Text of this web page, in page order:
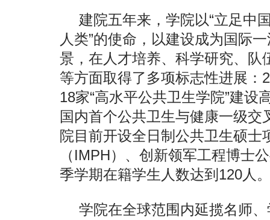
建院五年来，学院以“立足中
人类”的使命，以建设成为国际
景，在人才培养、科学研究、队
等方面取得了多项标志性进展：
18家“高水平公共卫生学院”建设
国内首个公共卫生与健康一级
院目前开设全日制公共卫生硕
（IMPH）、创新领军工程博士
季学期在籍学生人数达到120人
学院在全球范围内延揽名师